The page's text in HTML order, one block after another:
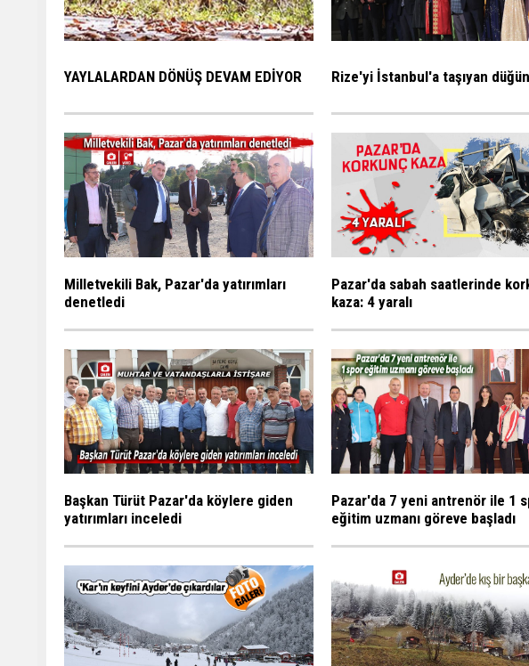
YAYLALARDAN DÖNÜŞ DEVAM EDİYOR Rize'yi İstanbul'a taşıyan düğün
Milletvekili Bak, Pazar'da yatırımları
denetledi
Pazar'da sabah saatlerinde
kaza: 4 yaralı
Başkan Türüt Pazar'da köylere giden
yatırımları inceledi
Pazar'da 7 yeni antrenör ile 1
eğitim uzmanı göreve başladı